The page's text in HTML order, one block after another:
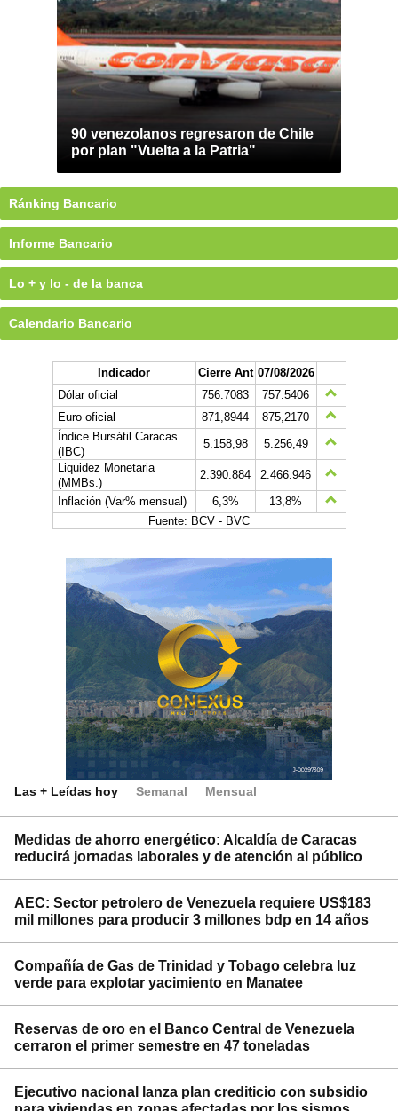
90 venezolanos regresaron de Chile
por plan "Vuelta a la Patria"
Ránking Bancario
Informe Bancario
Lo + y lo - de la banca
Calendario Bancario
Indicador Cierre Ant 07/08/2026
Dólar oficial
756.7083
757.5406
Euro oficial
871,8944
875,2170
Índice Bursátil Caracas
(IBC)
5.158,98
5.256,49
Liquidez Monetaria
(MMBs.)
2.390.884
2.466.946
Inflación (Var% mensual)
6,3%
13,8%
Fuente: BCV - BVC
Las + Leídas hoy Semanal Mensual
Medidas de ahorro energético: Alcaldía de Caracas
reducirá jornadas laborales y de atención al público
AEC: Sector petrolero de Venezuela requiere US$183
mil millones para producir 3 millones bdp en 14 años
Compañía de Gas de Trinidad y Tobago celebra luz
verde para explotar yacimiento en Manatee
Reservas de oro en el Banco Central de Venezuela
cerraron el primer semestre en 47 toneladas
Ejecutivo nacional lanza plan crediticio con subsidio